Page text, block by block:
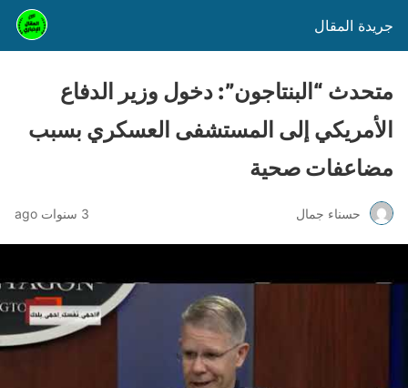
جريدة المقال
متحدث “البنتاجون”: دخول وزير الدفاع
الأمريكي إلى المستشفى العسكري بسبب
مضاعفات صحية
حسناء جمال 3 سنوات ago